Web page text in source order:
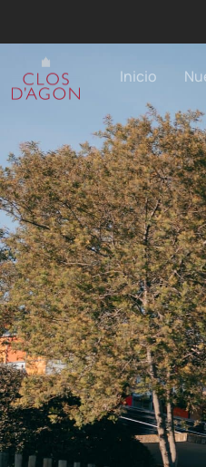
Inicio